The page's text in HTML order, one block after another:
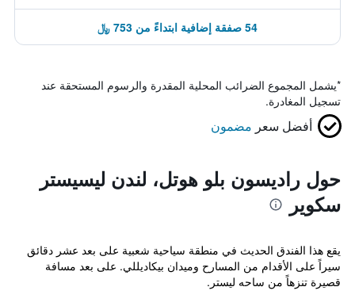
54 صفقة إضافية ابتداءً من 753 ﷼
*يشمل المجموع الضرائب المحلية المقدرة والرسوم المستحقة عند
تسجيل المغادرة.
أفضل سعر مضمون
حول راديسون بلو هوتل، لندن ليسيستر
سكوير
يقع هذا الفندق الحديث في منطقة سياحية شعبية على بعد عشر دقائق
سيراً على الأقدام من المسارح وميدان بيكاديللي. على بعد مسافة
قصيرة تنزهاً من ساحه ليستر.